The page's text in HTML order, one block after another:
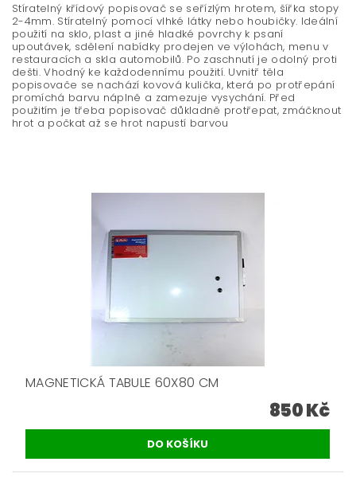
Stíratelný křídový popisovač se seřízlým hrotem, šířka stopy
2-4mm. Stíratelný pomocí vlhké látky nebo houbičky. Ideální
použití na sklo, plast a jiné hladké povrchy k psaní
upoutávek, sdělení nabídky prodejen ve výlohách, menu v
restauracích a skla automobilů. Po zaschnutí je odolný proti
dešti. Vhodný ke každodennímu použití. Uvnitř těla
popisovače se nachází kovová kulička, která po protřepání
promíchá barvu náplně a zamezuje vysychání. Před
použitím je třeba popisovač důkladně protřepat, zmáčknout
hrot a počkat až se hrot napustí barvou
MAGNETICKÁ TABULE 60X80 CM
850 Kč